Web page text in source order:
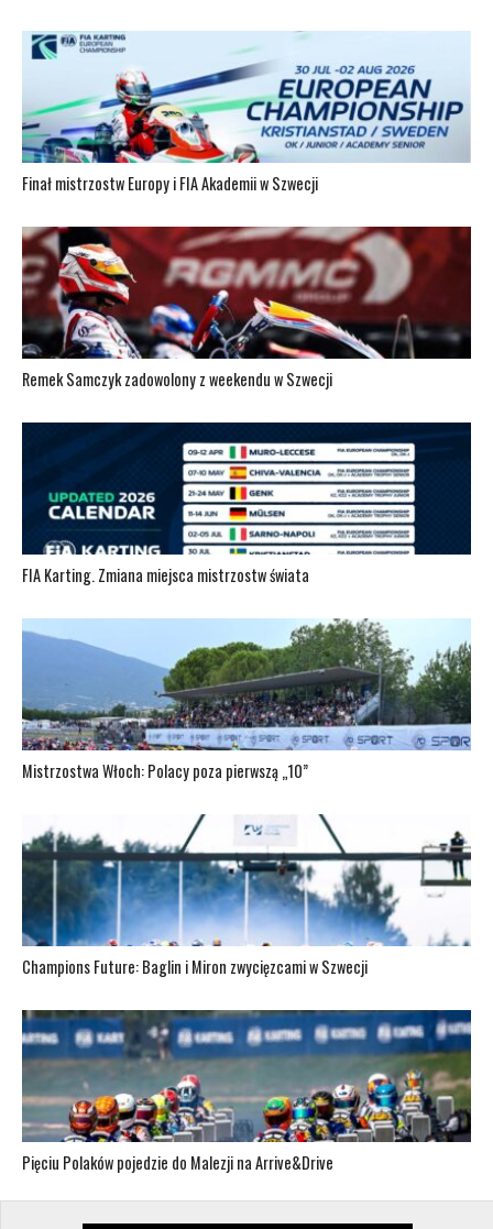
Finał mistrzostw Europy i FIA Akademii w Szwecji
Remek Samczyk zadowolony z weekendu w Szwecji
FIA Karting. Zmiana miejsca mistrzostw świata
Mistrzostwa Włoch: Polacy poza pierwszą „10”
Champions Future: Baglin i Miron zwycięzcami w Szwecji
Pięciu Polaków pojedzie do Malezji na Arrive&Drive